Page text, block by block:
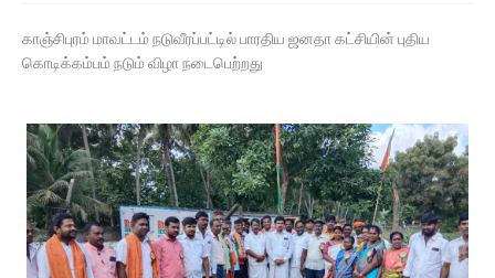
காஞ்சிபுரம் மாவட்டம் நடுவீரப்பட்டில் பாரதிய ஜனதா கட்சியின் புதிய
கொடிக்கம்பம் நடும் விழா நடைபெற்றது